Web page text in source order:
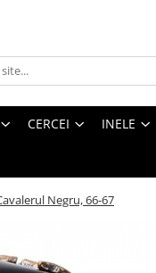
CERCEI INELE
Negru, 66-67